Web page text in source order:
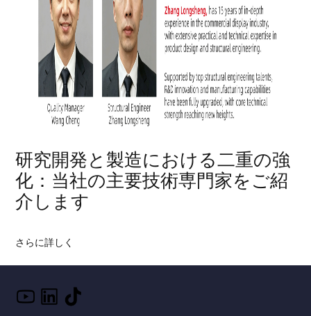
研究開発と製造における二重の強
化：当社の主要技術専門家をご紹
介します
さらに詳しく